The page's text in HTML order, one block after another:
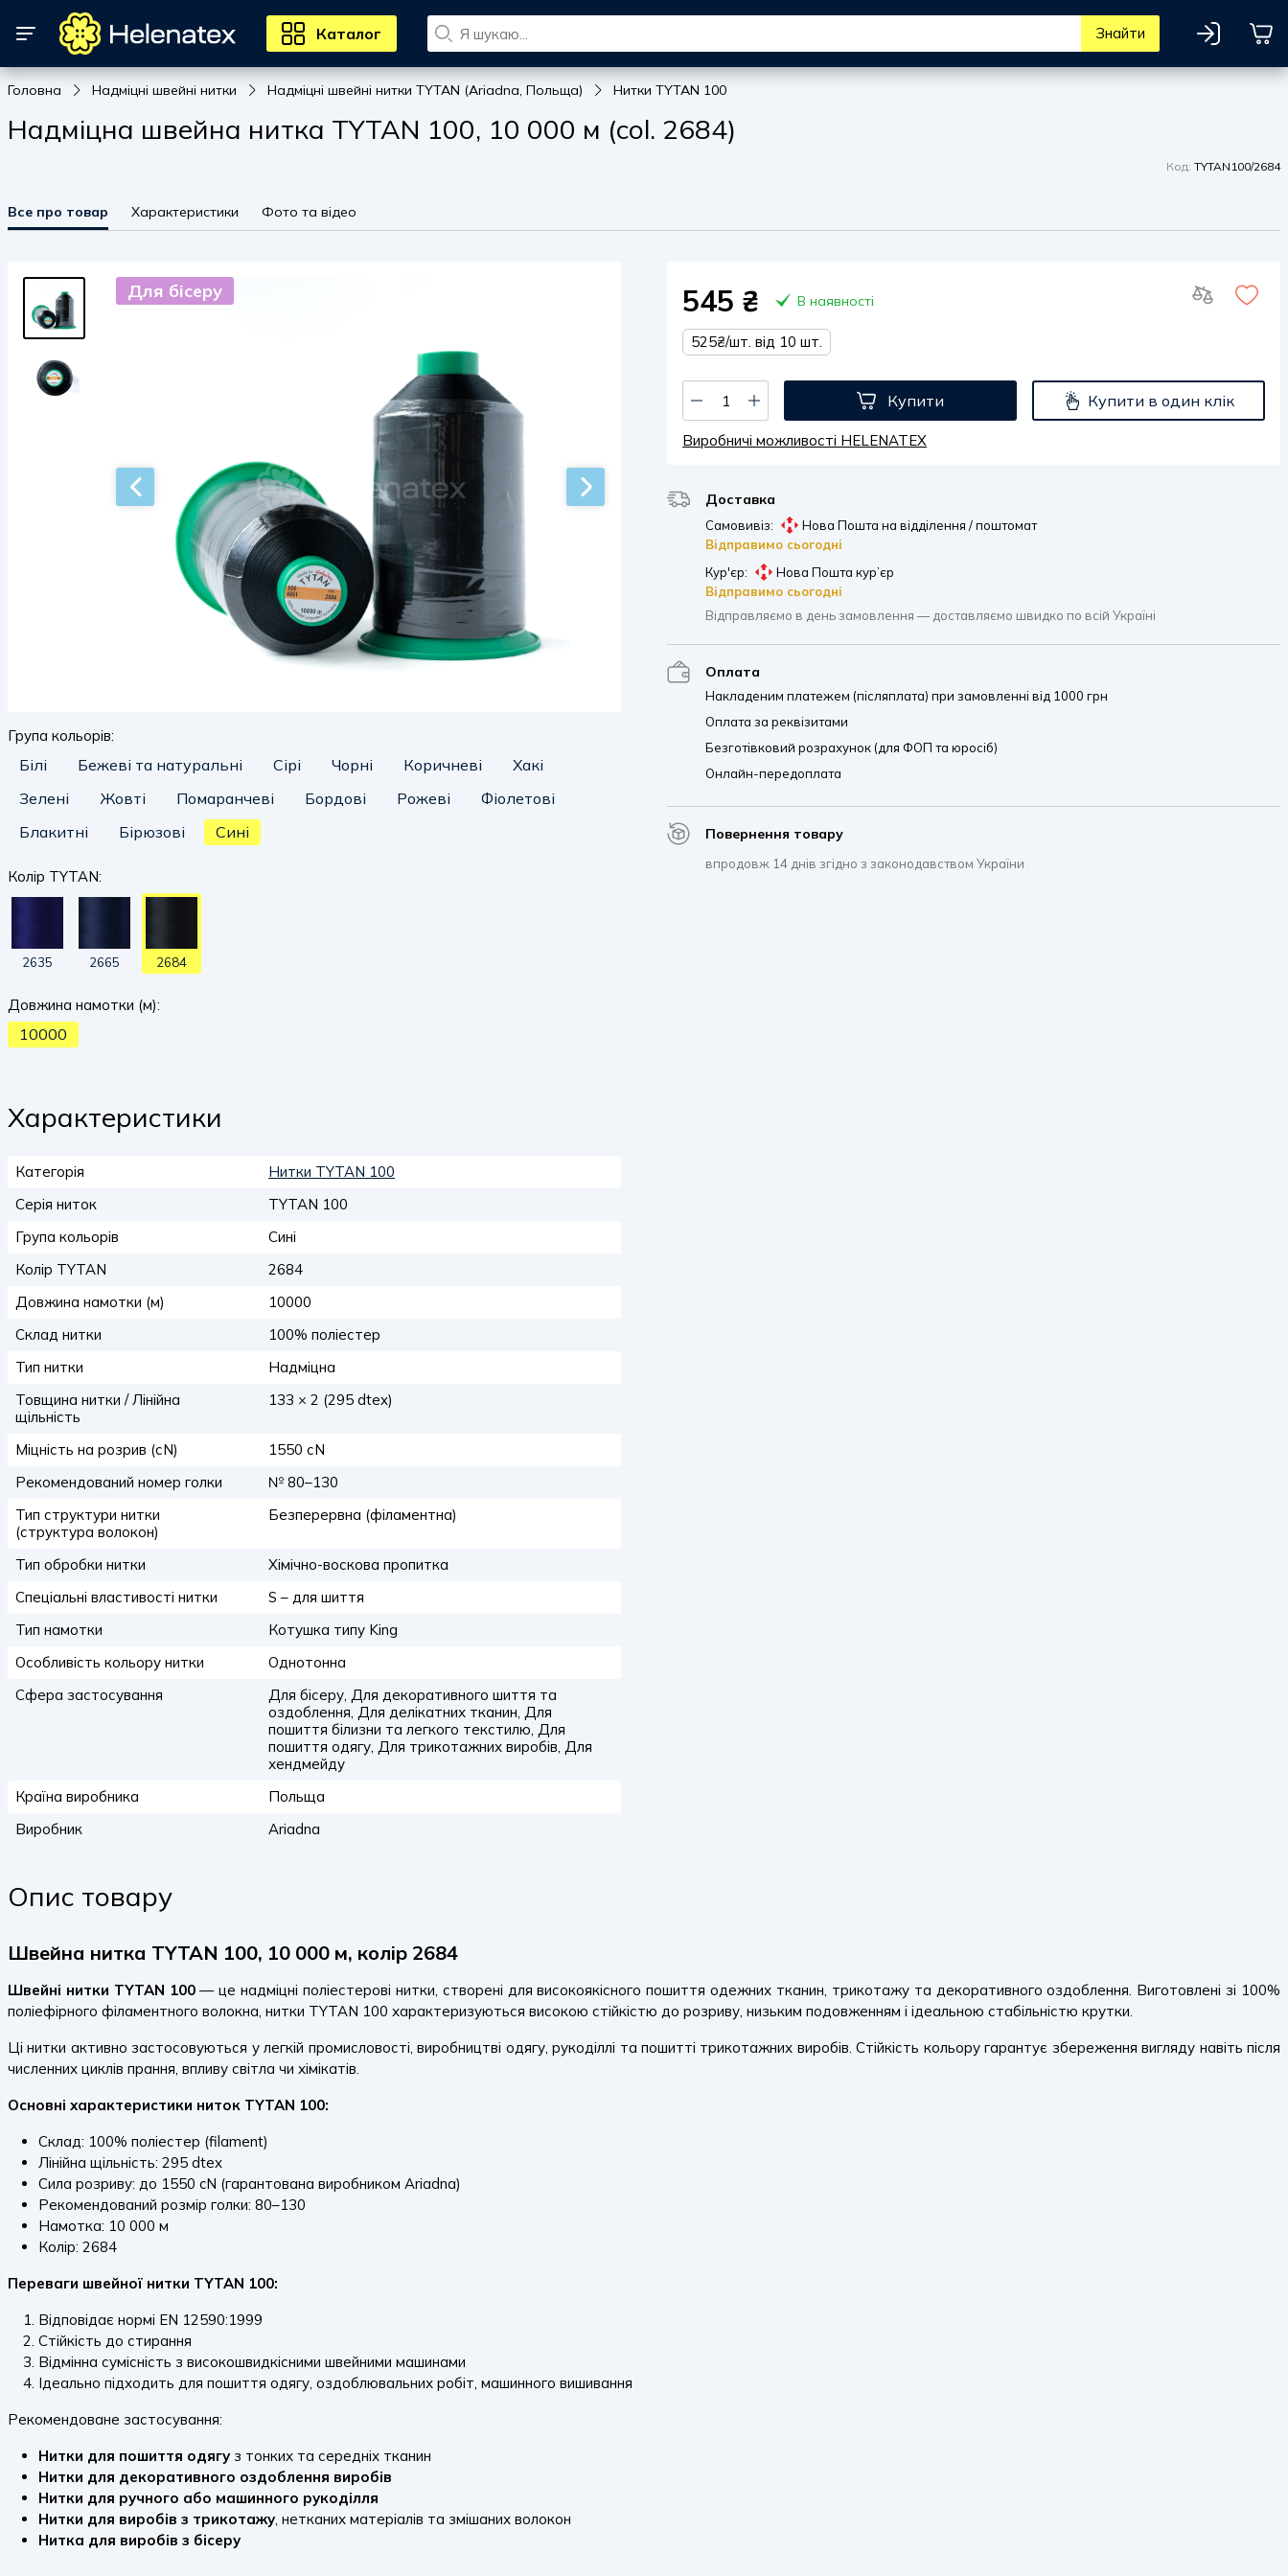
Каталог Знайти
Головна Надміцні швейні нитки Надміцні швейні нитки TYTAN (Ariadna, Польща) Нитки TYTAN 100
Надміцна швейна нитка TYTAN 100, 10 000 м (col. 2684)
Код: TYTAN100/2684
Все про товар Характеристики Фото та відео
Для бісеру
Для бісеру
Група кольорів:
Білі Бежеві та натуральні Сірі Чорні Коричневі
Хакі
Зелені
Жовті Помаранчеві Бордові Рожеві
Фіолетові
Блакитні
Бірюзові Сині
Колір TYTAN:
2635 2665 2684
Довжина намотки (м):
10000
545 ₴ В наявності
525₴/шт. від 10 шт.
Купити Купити в один клік
Виробничі можливості HELENATEX
Доставка
Самовивіз:
Нова Пошта на відділення / поштомат
Відправимо сьогодні
Кур'єр:
Нова Пошта кур’єр
Відправимо сьогодні
Відправляємо в день замовлення — доставляємо швидко по всій Україні
Оплата
Накладеним платежем (післяплата) при замовленні від 1000 грн
Оплата за реквізитами
Безготівковий розрахунок (для ФОП та юросіб)
Онлайн-передоплата
Повернення товару
впродовж 14 днів згідно з законодавством України
Характеристики
Категорія
Нитки TYTAN 100
Серія ниток
TYTAN 100
Група кольорів
Сині
Колір TYTAN
2684
Довжина намотки (м)
10000
Склад нитки
100% поліестер
Тип нитки
Надміцна
Товщина нитки / Лінійна
щільність
133 × 2 (295 dtex)
Міцність на розрив (сN)
1550 сN
Рекомендований номер голки
№ 80–130
Тип структури нитки
(структура волокон)
Безперервна (філаментна)
Тип обробки нитки
Хімічно-воскова пропитка
Спеціальні властивості нитки
S – для шиття
Тип намотки
Котушка типу King
Особливість кольору нитки
Однотонна
Сфера застосування
Для бісеру, Для декоративного шиття та
оздоблення, Для делікатних тканин, Для
пошиття білизни та легкого текстилю, Для
пошиття одягу, Для трикотажних виробів, Для
хендмейду
Країна виробника
Польща
Виробник
Ariadna
Опис товару
Швейна нитка TYTAN 100, 10 000 м, колір 2684
Швейні нитки TYTAN 100— це надміцні поліестерові нитки, створені для високоякісного пошиття одежних тканин, трикотажу та декоративного оздоблення. Виготовлені зі 100%
поліефірного філаментного волокна, нитки TYTAN 100 характеризуються високою стійкістю до розриву, низьким подовженням і ідеальною стабільністю крутки.
Ці нитки активно застосовуються у легкій промисловості, виробництві одягу, рукоділлі та пошитті трикотажних виробів. Стійкість кольору гарантує збереження вигляду навіть після
численних циклів прання, впливу світла чи хімікатів.
Основні характеристики ниток TYTAN 100:
Склад: 100% поліестер (filament)
Лінійна щільність: 295 dtex
Сила розриву: до 1550 cN (гарантована виробником Ariadna)
Рекомендований розмір голки: 80–130
Намотка: 10 000 м
Колір: 2684
Переваги швейної нитки TYTAN 100:
Відповідає нормі EN 12590:1999
Стійкість до стирання
Відмінна сумісність з високошвидкісними швейними машинами
Ідеально підходить для пошиття одягу, оздоблювальних робіт, машинного вишивання
Рекомендоване застосування:
Нитки для пошиття одягу з тонких та середніх тканин
Нитки для декоративного оздоблення виробів
Нитки для ручного або машинного рукоділля
Нитки для виробів з трикотажу, нетканих матеріалів та змішаних волокон
Нитка для виробів з бісеру